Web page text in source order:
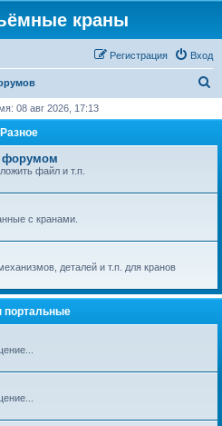
краны
Вход
Регистрация
с
08 авг 2026, 17:13
Разное
форумом
файл и т.п.
с кранами.
деталей и т.п. для кранов
портальные